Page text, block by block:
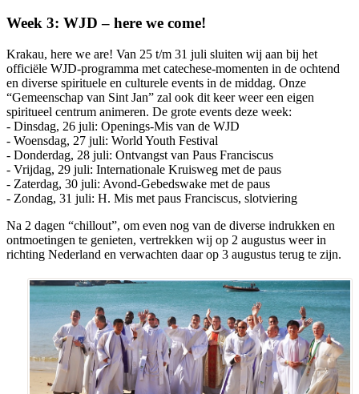
Week 3: WJD – here we come!
Krakau, here we are! Van 25 t/m 31 juli sluiten wij aan bij het
officiële WJD-programma met catechese-momenten in de ochtend
en diverse spirituele en culturele events in de middag. Onze
“Gemeenschap van Sint Jan” zal ook dit keer weer een eigen
spiritueel centrum animeren. De grote events deze week:
- Dinsdag, 26 juli: Openings-Mis van de WJD
- Woensdag, 27 juli: World Youth Festival
- Donderdag, 28 juli: Ontvangst van Paus Franciscus
- Vrijdag, 29 juli: Internationale Kruisweg met de paus
- Zaterdag, 30 juli: Avond-Gebedswake met de paus
- Zondag, 31 juli: H. Mis met paus Franciscus, slotviering
Na 2 dagen “chillout”, om even nog van de diverse indrukken en
ontmoetingen te genieten, vertrekken wij op 2 augustus weer in
richting Nederland en verwachten daar op 3 augustus terug te zijn.